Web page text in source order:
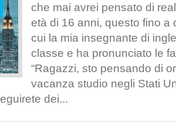
che mai avrei pensato di
età di 16 anni, questo fino a
cui la mia insegnante di
classe e ha pronunciato le
“Ragazzi, sto pensando di
vacanza studio negli Stati
dei...